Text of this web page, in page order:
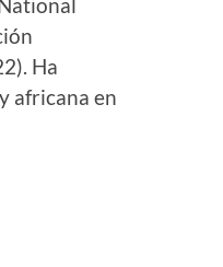
Ha
africana en